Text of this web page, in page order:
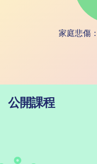
家庭悲傷
公開課程